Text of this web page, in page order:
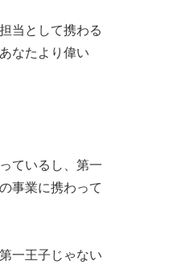
当として携わる
なたより偉い
ているし、第一
事業に携わって
一王子じゃない